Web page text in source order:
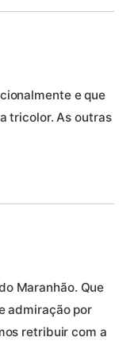
e que
tricolor. As outras
Maranhão. Que
admiração por
retribuir com a